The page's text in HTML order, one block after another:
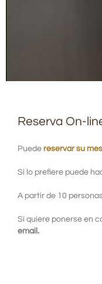
Reserva On-
Puede reservar su
Si lo prefiere puede
A partir de 10
Si quiere ponerse en
email.